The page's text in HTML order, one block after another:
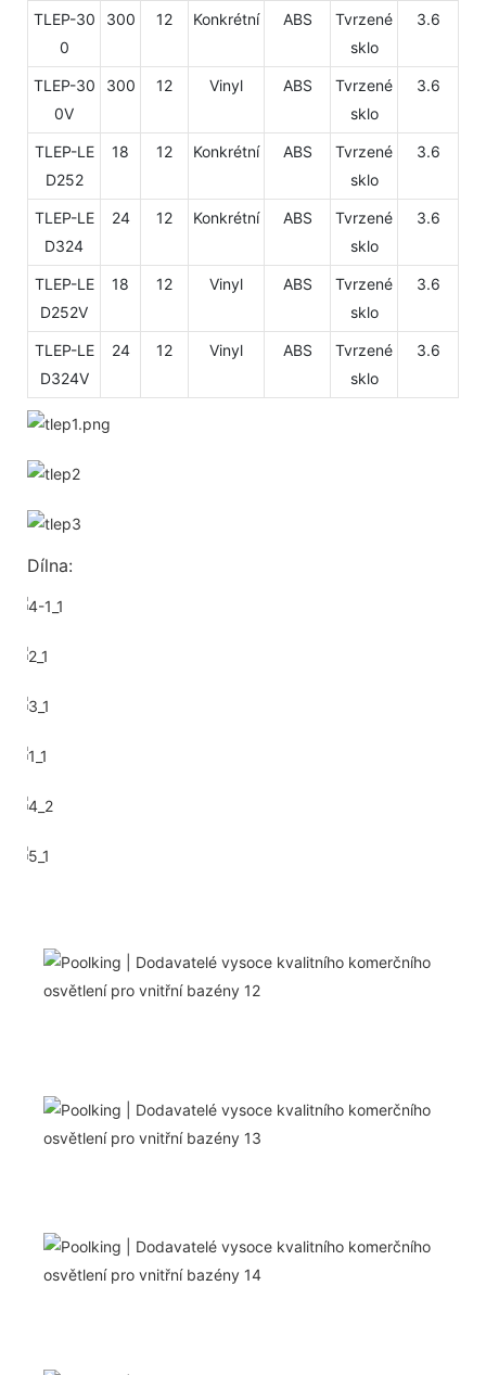
TLEP-30
0
300 12 Konkrétní ABS
Tvrzené
sklo
3.6
TLEP-30
0V
300 12 Vinyl ABS
Tvrzené
sklo
3.6
TLEP-LE
D252
18 12 Konkrétní ABS
Tvrzené
sklo
3.6
TLEP-LE
D324
24 12 Konkrétní ABS
Tvrzené
sklo
3.6
TLEP-LE
D252V
18 12 Vinyl ABS
Tvrzené
sklo
3.6
TLEP-LE
D324V
24 12 Vinyl ABS
Tvrzené
sklo
3.6
Dílna: